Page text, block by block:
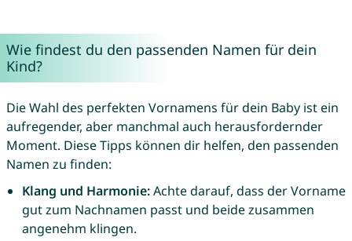
Wie findest du den passenden Namen für dein
Kind?
Die Wahl des perfekten Vornamens für dein Baby ist ein
aufregender, aber manchmal auch herausfordernder
Moment. Diese Tipps können dir helfen, den passenden
Namen zu finden:
Klang und Harmonie:Achte darauf, dass der Vorname
gut zum Nachnamen passt und beide zusammen
angenehm klingen.